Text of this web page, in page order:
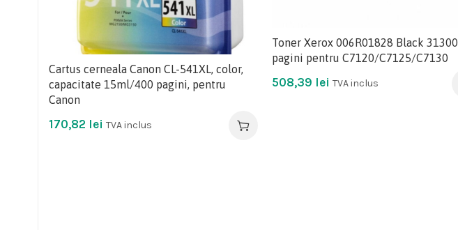
Cartus cerneala Canon CL-541XL, color,
capacitate 15ml/400 pagini, pentru
Canon
170,82 lei TVA inclus
Toner Xerox 006R01828 Black 31300
pagini pentru C7120/C7125/C7130
508,39 lei TVA inclus